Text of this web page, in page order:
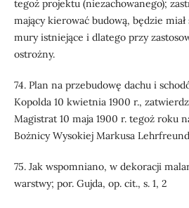
tegoż projektu (niezachowanego);
mający kierować budową, będzie
mury istniejące i dlatego przy
ostrożny.
74. Plan na przebudowę dachu i
Kopolda 10 kwietnia 1900 r.,
Magistrat 10 maja 1900 r. tegoż roku
Bożnicy Wysokiej Markusa
75. Jak wspomniano, w dekoracji
warstwy; por. Gujda, op. cit., s. 1, 2